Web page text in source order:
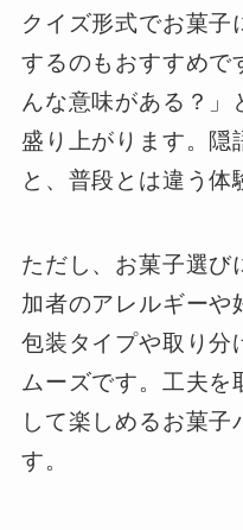
クイズ形式でお菓子
するのもおすすめで
んな意味がある？」
盛り上がります。隠
と、普段とは違う体
ただし、お菓子選び
加者のアレルギーや
包装タイプや取り分
ムーズです。工夫
して楽しめるお菓子
す。